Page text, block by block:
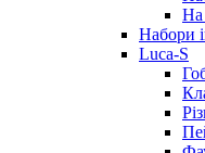
На
Набори
Luca-S